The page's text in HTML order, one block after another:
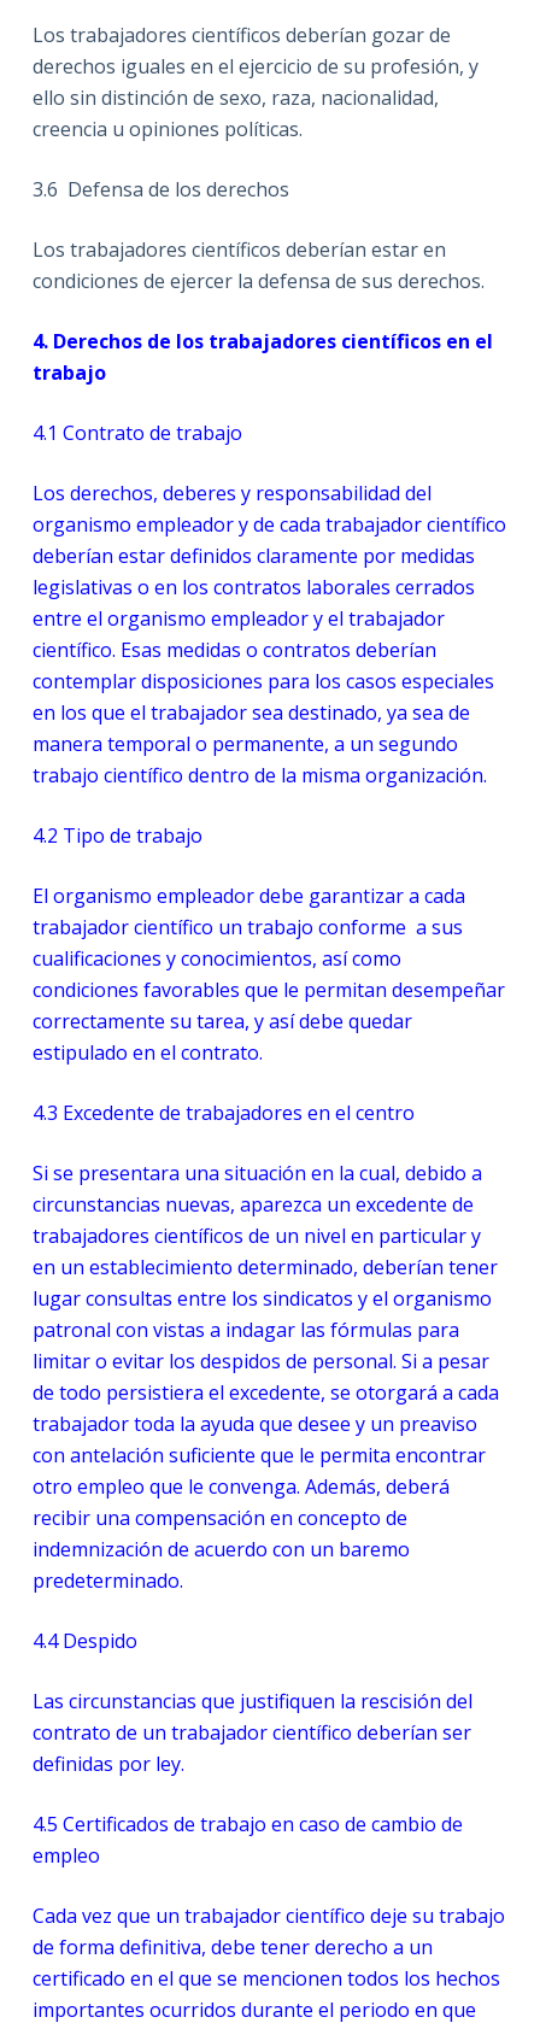
Los trabajadores científicos deberían gozar de
derechos iguales en el ejercicio de su profesión, y
ello sin distinción de sexo, raza, nacionalidad,
creencia u opiniones políticas.
3.6 Defensa de los derechos
Los trabajadores científicos deberían estar en
condiciones de ejercer la defensa de sus derechos.
4. Derechos de los trabajadores científicos en el
trabajo
4.1 Contrato de trabajo
Los derechos, deberes y responsabilidad del
organismo empleador y de cada trabajador científico
deberían estar definidos claramente por medidas
legislativas o en los contratos laborales cerrados
entre el organismo empleador y el trabajador
científico. Esas medidas o contratos deberían
contemplar disposiciones para los casos especiales
en los que el trabajador sea destinado, ya sea de
manera temporal o permanente, a un segundo
trabajo científico dentro de la misma organización.
4.2 Tipo de trabajo
El organismo empleador debe garantizar a cada
trabajador científico un trabajo conforme a sus
cualificaciones y conocimientos, así como
condiciones favorables que le permitan desempeñar
correctamente su tarea, y así debe quedar
estipulado en el contrato.
4.3 Excedente de trabajadores en el centro
Si se presentara una situación en la cual, debido a
circunstancias nuevas, aparezca un excedente de
trabajadores científicos de un nivel en particular y
en un establecimiento determinado, deberían tener
lugar consultas entre los sindicatos y el organismo
patronal con vistas a indagar las fórmulas para
limitar o evitar los despidos de personal. Si a pesar
de todo persistiera el excedente, se otorgará a cada
trabajador toda la ayuda que desee y un preaviso
con antelación suficiente que le permita encontrar
otro empleo que le convenga. Además, deberá
recibir una compensación en concepto de
indemnización de acuerdo con un baremo
predeterminado.
4.4 Despido
Las circunstancias que justifiquen la rescisión del
contrato de un trabajador científico deberían ser
definidas por ley.
4.5 Certificados de trabajo en caso de cambio de
empleo
Cada vez que un trabajador científico deje su trabajo
de forma definitiva, debe tener derecho a un
certificado en el que se mencionen todos los hechos
importantes ocurridos durante el periodo en que